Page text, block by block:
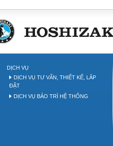
DỊCH VỤ
DỊCH VỤ TƯ VẤN, THIẾT KẾ, LẮP
ĐẶT
DỊCH VỤ BẢO TRÌ HỆ THỐNG